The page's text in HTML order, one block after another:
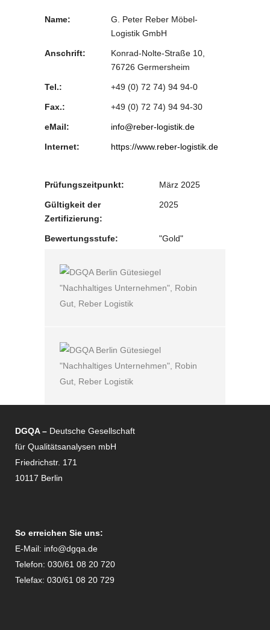
Name:
G. Peter Reber Möbel-
Logistik GmbH
Anschrift:
Konrad-Nolte-Straße 10,
76726 Germersheim
Tel.: +49 (0) 72 74) 94 94-0
Fax.: +49 (0) 72 74) 94 94-30
eMail: info@reber-logistik.de
Internet: https://www.reber-logistik.de
Prüfungszeitpunkt: März 2025
Gültigkeit der
Zertifizierung:
2025
Bewertungsstufe: "Gold"
DGQA – Deutsche Gesellschaft
für Qualitätsanalysen mbH
Friedrichstr. 171
10117 Berlin
So erreichen Sie uns:
E-Mail: info@dgqa.de
Telefon: 030/61 08 20 720
Telefax: 030/61 08 20 729